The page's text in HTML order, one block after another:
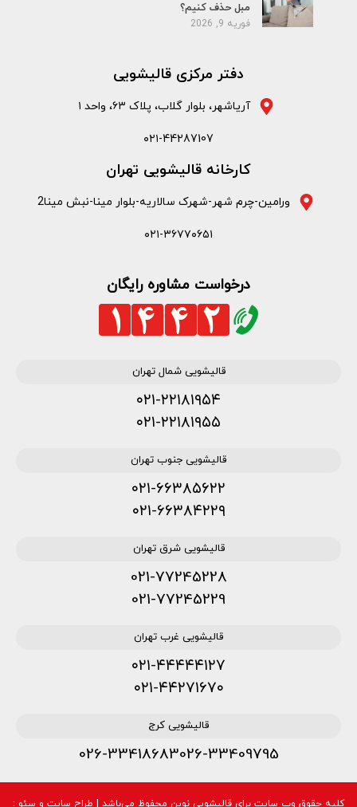
مبل حذف کنیم؟
فوریه 9, 2026
دفتر مرکزی قالیشویی
آریاشهر، بلوار گلاب، پلاک ۶۳، واحد ۱
۰۲۱-44287107
کارخانه قالیشویی تهران
ورامین-چرم شهر-شهرک سالاریه-بلوار مینا-نبش مینا2
۰۲۱-۳۶۷۷۰۶۵۱
درخواست مشاوره رایگان
قالیشویی شمال تهران
۰۲۱-۲۲۱۸۱۹۵۴
۰۲۱-۲۲۱۸۱۹۵۵
قالیشویی جنوب تهران
۰۲۱-۶۶۳۸۵۶۲۲
۰۲۱-۶۶۳۸۴۲۲۹
قالیشویی شرق تهران
021-77245228
021-77245229
قالیشویی غرب تهران
۰۲۱-۴۴۴۴۴۱۲۷
۰۲۱-۴۴۲۷۱۶۷۰
قالیشویی کرج
026-33409795
026-33418683
کلیه حقوق وب سایت برای قالیشویی نوین محفوظ می‌باشد | طراح سایت و سئو :